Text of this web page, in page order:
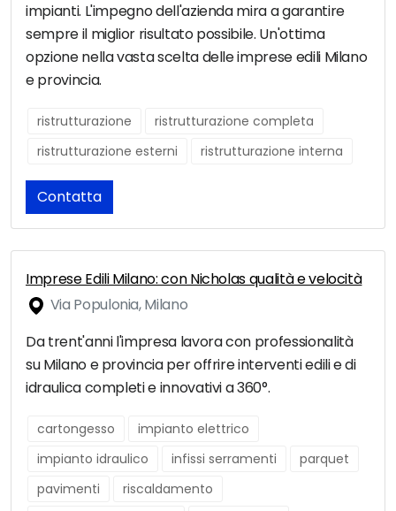
impianti. L'impegno dell'azienda mira a garantire
sempre il miglior risultato possibile. Un'ottima
opzione nella vasta scelta delle imprese edili Milano
e provincia.
ristrutturazione
ristrutturazione completa
ristrutturazione esterni
ristrutturazione interna
Contatta
Imprese Edili Milano: con Nicholas qualità e velocità
Via Populonia, Milano
Da trent'anni l'impresa lavora con professionalità
su Milano e provincia per offrire interventi edili e di
idraulica completi e innovativi a 360°.
cartongesso
impianto elettrico
impianto idraulico
infissi serramenti
parquet
pavimenti
riscaldamento